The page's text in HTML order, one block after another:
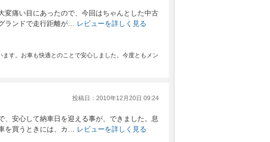
変痛い目にあったので、今回はちゃんとした中古
ランドで走行距離が…
レビューを詳しく見る
す。お車も快適とのことで安心しました。今度ともメン
投稿日：2010年12月20日 09:24
安心して納車日を迎える事が、できました。息
を買うときには、カ…
レビューを詳しく見る